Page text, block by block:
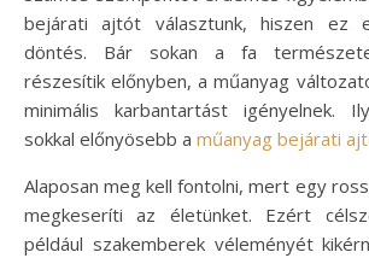
bejárati ajtót választunk, hiszen ez
döntés. Bár sokan a fa
részesítik előnyben, a műanyag
minimális karbantartást igényelnek.
sokkal előnyösebb a műanyag bejárati
Alaposan meg kell fontolni, mert egy
megkeseríti az életünket. Ezért
például szakemberek véleményét